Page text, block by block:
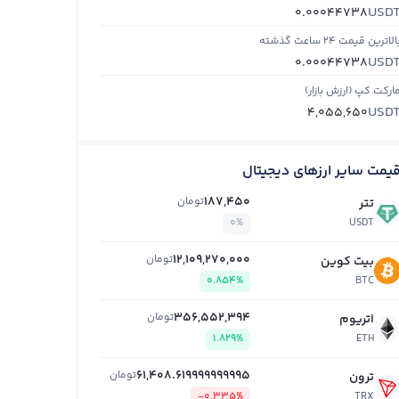
0.00044738
قیمت ۲۴ ساعت گذشته
0.00044738
مارکت کپ (ارزش بازار)
4,055,650
قیمت سایر ارزهای دیجیتال
تتر
USDT
187,450تومان
0%
بیت کوین
BTC
12,109,270,000تومان
0.854%
اتریوم
ETH
356,552,394تومان
1.829%
ترون 61,408.619999999995تومان